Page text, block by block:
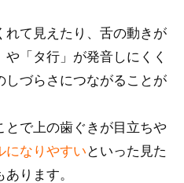
れて見えたり、舌の動きが
「タ行」が発音しにくく
しづらさにつながることが
とで上の歯ぐきが目立ちや
になりやすい といった見た
ります。